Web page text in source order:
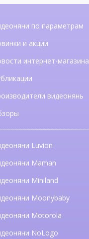
по параметрам
и акции
интернет-магазина
видеонянь
Luvion
Maman
Miniland
Moonybaby
Motorola
NoLogo